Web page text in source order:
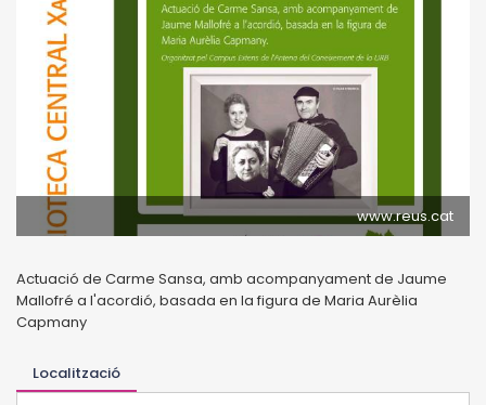
www.reus.cat
Actuació de Carme Sansa, amb acompanyament de Jaume
Mallofré a l'acordió, basada en la figura de Maria Aurèlia
Capmany
Localització